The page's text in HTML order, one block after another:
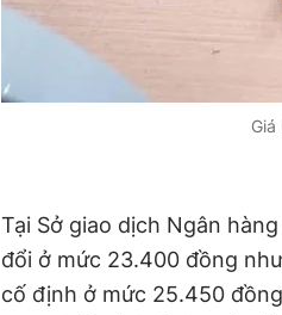
Tại Sở giao dịch Ngân
đổi ở mức 23.400 đồng
cố định ở mức 25.450